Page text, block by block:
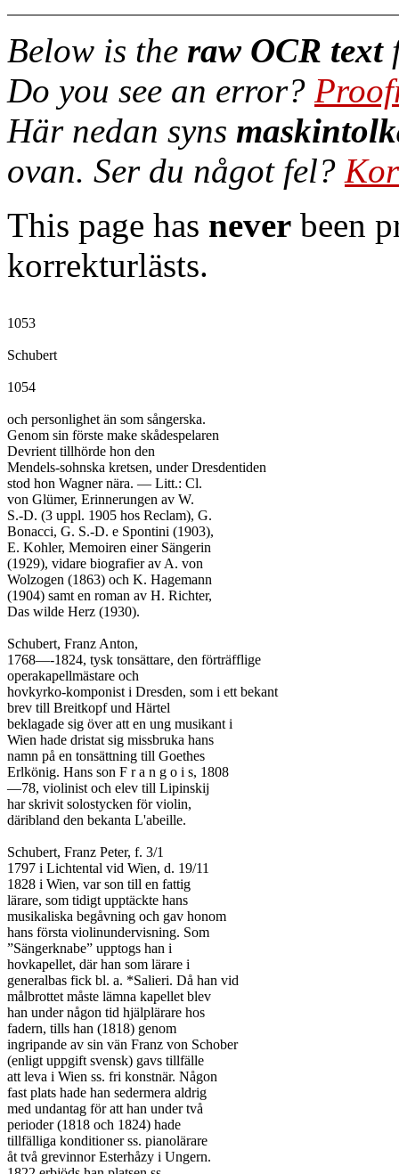
Below is the raw OCR text
Do you see an error?
Här nedan syns
ovan. Ser du något fel?
This page has never been
korrekturlästs.
1053
Schubert
1054
och personlighet än som sångerska.
Genom sin förste make skådespelaren
Devrient tillhörde hon den
Mendels-sohnska kretsen, under Dresdentiden
stod hon Wagner nära. — Litt.: Cl.
von Glümer, Erinnerungen av W.
S.-D. (3 uppl. 1905 hos Reclam), G.
Bonacci, G. S.-D. e Spontini (1903),
E. Kohler, Memoiren einer Sängerin
(1929), vidare biografier av A. von
Wolzogen (1863) och K. Hagemann
(1904) samt en roman av H. Richter,
Das wilde Herz (1930).
Schubert, Franz Anton,
1768—-1824, tysk tonsättare, den förträfflige
operakapellmästare och
hovkyrko-komponist i Dresden, som i ett bekant
brev till Breitkopf und Härtel
beklagade sig över att en ung musikant i
Wien hade dristat sig missbruka hans
namn på en tonsättning till Goethes
Erlkönig. Hans son F r a n g o i s, 1808
—78, violinist och elev till Lipinskij
har skrivit solostycken för violin,
däribland den bekanta L'abeille.
Schubert, Franz Peter, f. 3/1
1797 i Lichtental vid Wien, d. 19/11
1828 i Wien, var son till en fattig
lärare, som tidigt upptäckte hans
musikaliska begåvning och gav honom
hans första violinundervisning. Som
”Sängerknabe” upptogs han i
hovkapellet, där han som lärare i
generalbas fick bl. a. *Salieri. Då han vid
målbrottet måste lämna kapellet blev
han under någon tid hjälplärare hos
fadern, tills han (1818) genom
ingripande av sin vän Franz von Schober
(enligt uppgift svensk) gavs tillfälle
att leva i Wien ss. fri konstnär. Någon
fast plats hade han sedermera aldrig
med undantag för att han under två
perioder (1818 och 1824) hade
tillfälliga konditioner ss. pianolärare
åt två grevinnor Esterhåzy i Ungern.